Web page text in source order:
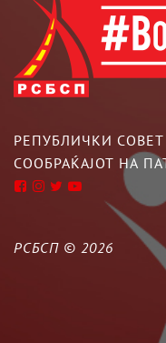
РЕПУБЛИЧКИ
СООБРАЌАЈОТ НА
РСБСП © 2026